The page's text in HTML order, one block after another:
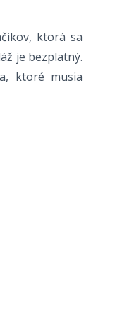
ktorá sa
je bezplatný.
ktoré musia